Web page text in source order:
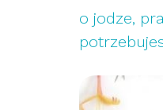
o jodze,